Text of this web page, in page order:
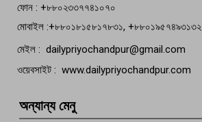
ফোন : +৮৮০২৩৩৭৭৪১০৭০
মোবাইল :+৮৮০১৮১৫৮১৭৮৩১, +৮৮০১৯৫৭৪৯৩১৩২
মেইল : dailypriyochandpur@gmail.com
ওয়েবসাইট : www.dailypriyochandpur.com
অন্যান্য মেনু